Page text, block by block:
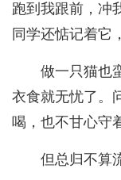
跑到我跟前，冲
同学还惦记着它
做一只猫也
衣食就无忧了。
喝，也不甘心守
但总归不算